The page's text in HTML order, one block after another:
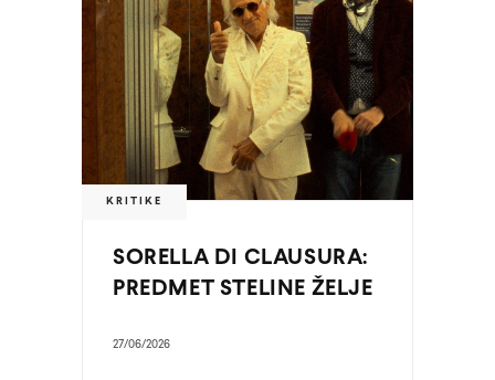
KRITIKE
SORELLA DI CLAUSURA:
PREDMET STELINE ŽELJE
27/06/2026